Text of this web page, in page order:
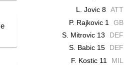
L. Jovic 8 ATT
P. Rajkovic 1
GB
S. Mitrovic 13
DEF
S. Babic 15
DEF
F. Kostic 11
MIL